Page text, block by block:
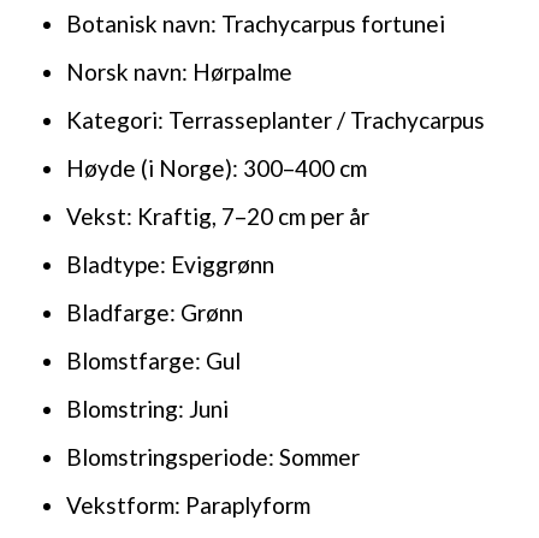
Botanisk navn: Trachycarpus fortunei
Norsk navn: Hørpalme
Kategori: Terrasseplanter / Trachycarpus
Høyde (i Norge): 300–400 cm
Vekst: Kraftig, 7–20 cm per år
Bladtype: Eviggrønn
Bladfarge: Grønn
Blomstfarge: Gul
Blomstring: Juni
Blomstringsperiode: Sommer
Vekstform: Paraplyform